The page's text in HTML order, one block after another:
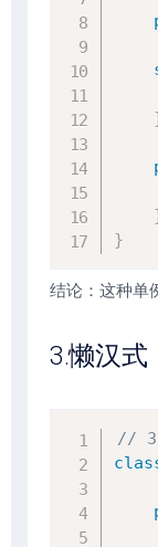
}
结论：这种单
3.懒汉式
// 3.